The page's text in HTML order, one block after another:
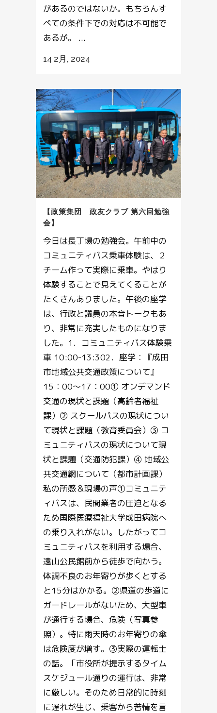
があるのではないか。もちろんす
べての条件下での対応は不可能で
あるが。 ...
14 2月, 2024
【政策集団 政友クラブ 第六回勉強
会】
今日は長丁場の勉強会。午前中の
コミュニティバス乗車体験は、２
チーム作って実際に乗車。やはり
体験することで見えてくることが
たくさんありました。午後の座学
は、行政と議員の本音トークもあ
り、非常に充実したものになりま
した。1．コミュニティバス体験乗
車 10:00-13:302．座学：『成田
市地域公共交通政策について』
15：00～17：00① オンデマンド
交通の現状と課題（高齢者福祉
課）② スクールバスの現状につい
て現状と課題（教育委員会）③ コ
ミュニティバスの現状について現
状と課題（交通防犯課）④ 地域公
共交通網について（都市計画課）
私の所感＆現場の声①コミュニテ
ィバスは、民間業者の圧迫となる
ため国際医療福祉大学成田病院へ
の乗り入れがない。したがってコ
ミュニティバスを利用する場合、
遠山公民館前から徒歩で向かう。
体調不良のお年寄りが歩くとする
と15分はかかる。②県道の歩道に
ガードレールがないため、大型車
が通行する場合、危険（写真参
照）。特に雨天時のお年寄りの傘
は危険度が増す。③実際の運転士
の話。「市役所が提示するタイム
スケジュール通りの運行は、非常
に厳しい。そのため日常的に時刻
に遅れが生じ、乗客から苦情を言